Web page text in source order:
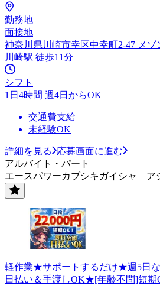
勤務地
面接地
神奈川県川崎市幸区中幸町2-47 メゾ
川崎駅 徒歩11分
シフト
1日4時間 週4日からOK
交通費支給
未経験OK
詳細を見る
応募画面に進む
アルバイト・パート
エースパワーカブシキガイシャ ア
軽作業★サポートするだけ★週5日
日払い＆手渡しOK★[年齢不問]短期